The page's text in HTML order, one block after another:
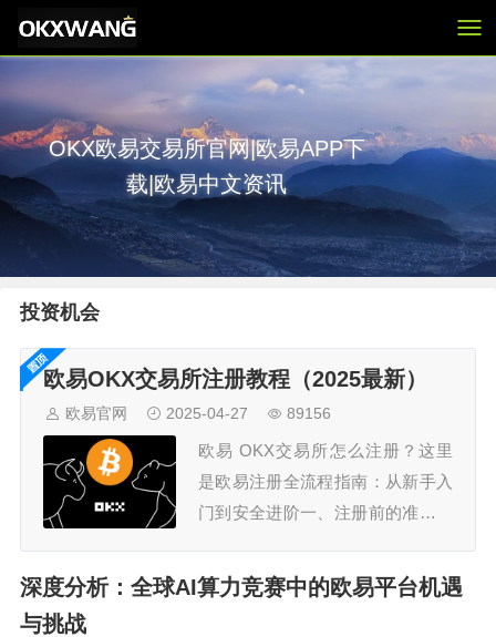
OKX欧易交易所官网|欧易APP下
载|欧易中文资讯
投资机会
欧易OKX交易所注册教程（2025最新）
欧易官网 2025-04-27 89156
欧易 OKX交易所怎么注册？这里
是欧易注册全流程指南：从新手入
门到安全进阶一、注册前的准备工
（建议收藏），根据设备类型选择
深度分析：全球AI算力竞赛中的欧易平台机遇
与挑战